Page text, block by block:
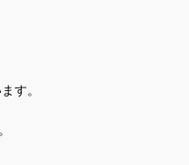
す。